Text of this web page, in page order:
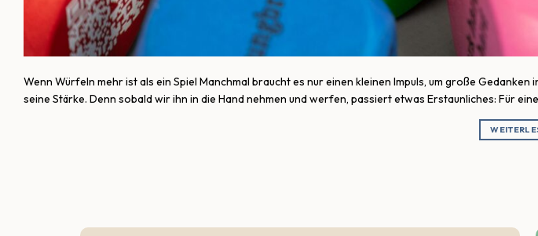
Wenn Würfeln mehr ist als ein Spiel Manchmal braucht es nur einen kleinen Impuls, um große
seine Stärke. Denn sobald wir ihn in die Hand nehmen und werfen, passiert etwas Erstaunliches: Für